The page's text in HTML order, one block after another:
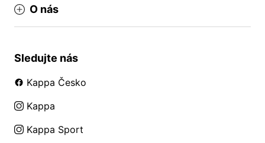
O nás
Sledujte nás
Kappa Česko
Kappa
Kappa Sport